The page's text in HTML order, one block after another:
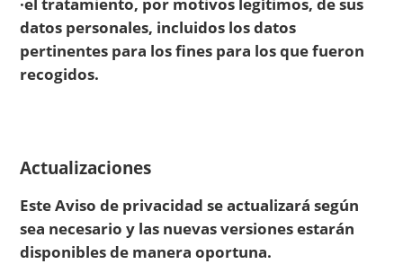
datos personales, incluidos los datos
pertinentes para los fines para los que fueron
recogidos.
Actualizaciones
Este Aviso de privacidad se actualizará según
sea necesario y las nuevas versiones estarán
disponibles de manera oportuna.